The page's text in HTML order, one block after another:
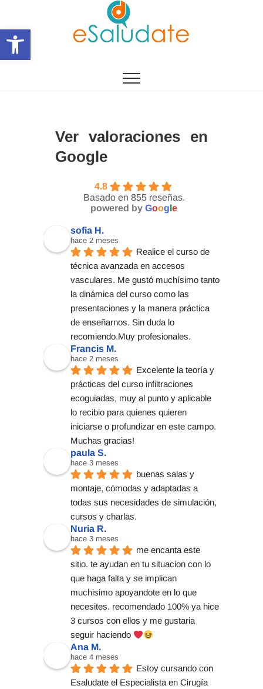
Abrir barra de herramientas
contenido
Ver valoraciones en
Google
4.8
Basado en 855 reseñas.
powered by Google
sofia H.
hace 2 meses
Realice el curso de
técnica avanzada en accesos
vasculares. Me gustó muchísimo tanto
la dinámica del curso como las
presentaciones y la manera práctica
de enseñarnos. Sin duda lo
recomiendo.Muy profesionales.
Francis M.
hace 2 meses
Excelente la teoría y
prácticas del curso infiltraciones
ecoguiadas, muy al punto y aplicable
lo recibio para quienes quieren
iniciarse o profundizar en este campo.
Muchas gracias!
paula S.
hace 3 meses
buenas salas y
montaje, cómodas y adaptadas a
todas sus necesidades de simulación,
cursos y charlas.
Nuria R.
hace 3 meses
me encanta este
sitio. te ayudan en tu situacion con lo
que haga falta y se implican
muchisimo apoyandote en lo que
necesites. recomendado 100% ya hice
3 cursos con ellos y me gustaria
seguir haciendo
Ana M.
hace 4 meses
Estoy cursando con
Esaludate el Especialista en Cirugía